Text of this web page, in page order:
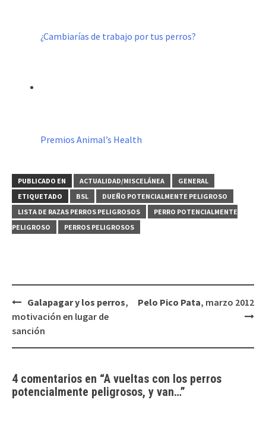
¿Cambiarías de trabajo por tus perros?
Premios Animal’s Health
PUBLICADO EN ACTUALIDAD/MISCELÁNEA
GENERAL
ETIQUETADO
BSL
DUEÑO POTENCIALMENTE PELIGROSO
LISTA DE RAZAS PERROS PELIGROSOS
PERRO POTENCIALMENTE
PELIGROSO
PERROS PELIGROSOS
Navegación
de
entradas
Galapagar y los perros,
motivación en lugar de
sanción
Pelo Pico Pata, marzo 2012
4 comentarios en “A vueltas con los perros
potencialmente peligrosos, y van…”